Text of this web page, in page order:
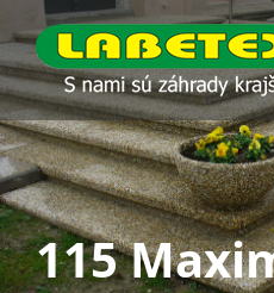
to
content
115